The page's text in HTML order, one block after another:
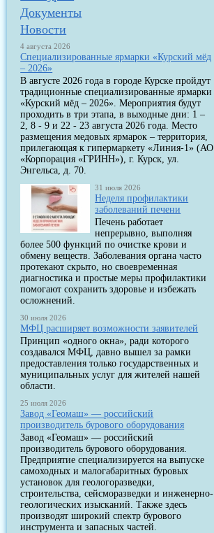
Документы
Новости
4 августа 2026
Специализированные ярмарки «Курский мёд
– 2026»
В августе 2026 года в городе Курске пройдут
традиционные специализированные ярмарки
«Курский мёд – 2026». Мероприятия будут
проходить в три этапа, в выходные дни: 1 –
2, 8 - 9 и 22 - 23 августа 2026 года. Место
размещения медовых ярмарок – территория,
прилегающая к гипермаркету «Линия-1» (АО
«Корпорация «ГРИНН»), г. Курск, ул.
Энгельса, д. 70.
31 июля 2026
Неделя профилактики
заболеваний печени
Печень работает
непрерывно, выполняя
более 500 функций по очистке крови и
обмену веществ. Заболевания органа часто
протекают скрыто, но своевременная
диагностика и простые меры профилактики
помогают сохранить здоровье и избежать
осложнений.
30 июля 2026
МФЦ расширяет возможности заявителей
Принцип «одного окна», ради которого
создавался МФЦ, давно вышел за рамки
предоставления только государственных и
муниципальных услуг для жителей нашей
области.
25 июля 2026
Завод «Геомаш» — российский
производитель бурового оборудования
Завод «Геомаш» — российский
производитель бурового оборудования.
Предприятие специализируется на выпуске
самоходных и малогабаритных буровых
установок для геологоразведки,
строительства, сейсморазведки и инженерно-
геологических изысканий. Также здесь
производят широкий спектр бурового
инструмента и запасных частей.